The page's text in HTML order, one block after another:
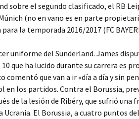
sobre el segundo clasificado, el RB
(no en vano es en parte
la temporada 2016/2017 (FC
uniforme del Sunderland. James
10 que ha lucido durante su carrera es
comentó que van a ir «día a día y sin
en los partidos. Contra el Borussia,
de la lesión de Ribéry, que sufrió una
Ucrania. El Borussia, a cuatro puntos